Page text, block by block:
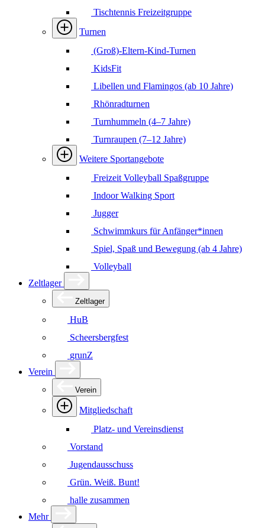
Tischtennis Freizeitgruppe
Turnen
(Groß)-Eltern-Kind-Turnen
KidsFit
Libellen und Flamingos (ab 10 Jahre)
Rhönradturnen
Turnhummeln (4–7 Jahre)
Turnraupen (7–12 Jahre)
Weitere Sportangebote
Freizeit Volleyball Spaßgruppe
Indoor Walking Sport
Jugger
Schwimmkurs für Anfänger*innen
Spiel, Spaß und Bewegung (ab 4 Jahre)
Volleyball
Zeltlager
Zeltlager
HuB
Scheersbergfest
grunZ
Verein
Verein
Mitgliedschaft
Platz- und Vereinsdienst
Vorstand
Jugendausschuss
Grün. Weiß. Bunt!
halle zusammen
Mehr